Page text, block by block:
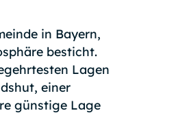
in Bayern,
besticht.
Lagen
einer
günstige Lage